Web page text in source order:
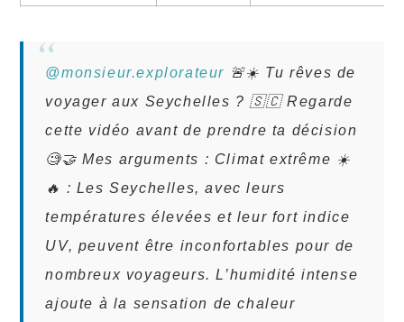
@monsieur.explorateur 🚨☀️ Tu rêves de
voyager aux Seychelles ? 🇸🇨 Regarde
cette vidéo avant de prendre ta décision
🧐🤝 Mes arguments : Climat extrême ☀️
🔥 : Les Seychelles, avec leurs
températures élevées et leur fort indice
UV, peuvent être inconfortables pour de
nombreux voyageurs. L’humidité intense
ajoute à la sensation de chaleur